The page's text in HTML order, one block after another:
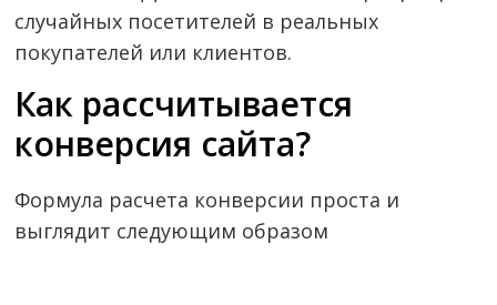
случайных посетителей в реальных
покупателей или клиентов.
Как рассчитывается
конверсия сайта?
Формула расчета конверсии проста и
выглядит следующим образом